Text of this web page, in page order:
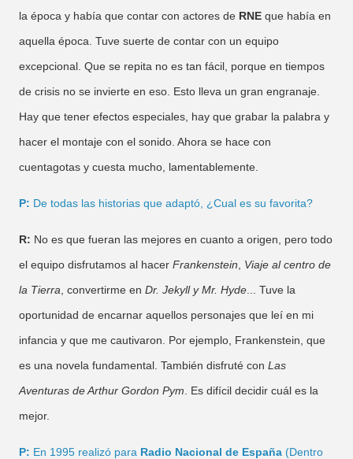
la época y había que contar con actores de RNE que había en
aquella época. Tuve suerte de contar con un equipo
excepcional. Que se repita no es tan fácil, porque en tiempos
de crisis no se invierte en eso. Esto lleva un gran engranaje.
Hay que tener efectos especiales, hay que grabar la palabra y
hacer el montaje con el sonido. Ahora se hace con
cuentagotas y cuesta mucho, lamentablemente.
P: De todas las historias que adaptó, ¿Cual es su favorita?
R: No es que fueran las mejores en cuanto a origen, pero todo
el equipo disfrutamos al hacer Frankenstein
Viaje al centro de
la Tierra , convertirme en Dr. Jekyll y Mr. Hyde ... Tuve la
oportunidad de encarnar aquellos personajes que leí en mi
infancia y que me cautivaron. Por ejemplo, Frankenstein, que
es una novela fundamental. También disfruté con Las
Aventuras de Arthur Gordon Pym . Es difícil decidir cuál es la
mejor.
P: En 1995 realizó para Radio Nacional de España (Dentro